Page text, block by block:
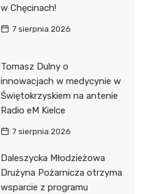
w Chęcinach!
7 sierpnia 2026
Tomasz Dulny o
innowacjach w medycynie w
Świętokrzyskiem na antenie
Radio eM Kielce
7 sierpnia 2026
Daleszycka Młodzieżowa
Drużyna Pożarnicza otrzyma
wsparcie z programu